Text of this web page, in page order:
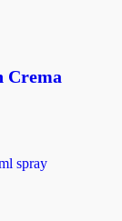
Crema